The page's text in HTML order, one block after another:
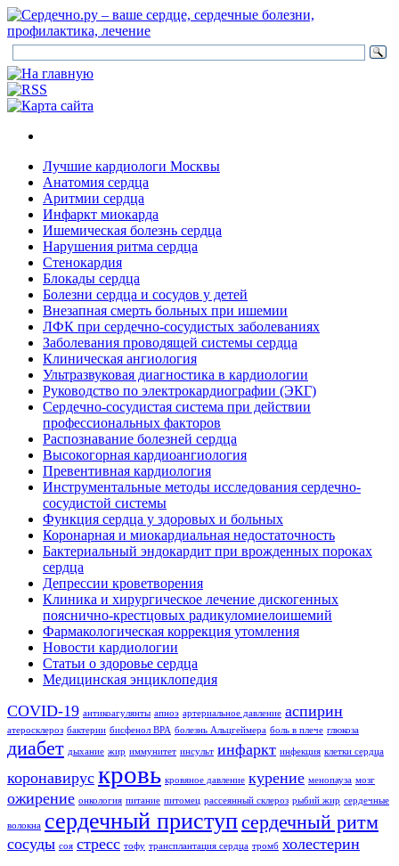
Лучшие кардиологи Москвы
Анатомия сердца
Аритмии сердца
Инфаркт миокарда
Ишемическая болезнь сердца
Нарушения ритма сердца
Стенокардия
Блокады сердца
Болезни сердца и сосудов у детей
Внезапная смерть больных при ишемии
ЛФК при сердечно-сосудистых заболеваниях
Заболевания проводящей системы сердца
Клиническая ангиология
Ультразвуковая диагностика в кардиологии
Руководство по электрокардиографии (ЭКГ)
Сердечно-сосудистая система при действии
профессиональных факторов
Распознавание болезней сердца
Высокогорная кардиоангиология
Превентивная кардиология
Инструментальные методы исследования сердечно-
сосудистой системы
Функция сердца у здоровых и больных
Коронарная и миокардиальная недостаточность
Бактериальный эндокардит при врожденных пороках
сердца
Депрессии кроветворения
Клиника и хирургическое лечение дискогенных
пояснично-крестцовых радикуломиелоишемий
Фармакологическая коррекция утомления
Новости кардиологии
Статьи о здоровье сердца
Медицинская энциклопедия
COVID-19 антикоагулянты апноэ артериальное давление аспирин
атеросклероз бактерии бисфенол BPA болезнь Альцгеймера боль в плече глюкоза
диабет дыхание жир иммунитет инсульт инфаркт инфекция клетки сердца
коронавирус кровь кровяное давление курение менопауза мозг
ожирение онкология питание питомец рассеянный склероз рыбий жир сердечные
волокна сердечный приступсердечный ритм
сосуды соя стресс тофу трансплантация сердца тромб холестерин